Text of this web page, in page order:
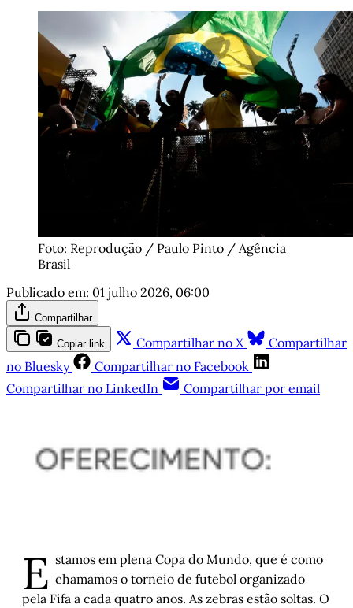
Foto: Reprodução / Paulo Pinto / Agência
Brasil
Publicado em: 01 julho 2026, 06:00
Compartilhar
Copiar link Compartilhar no X
Compartilhar
no Bluesky
Compartilhar no Facebook
Compartilhar no LinkedIn
Compartilhar por email
E stamos em plena Copa do Mundo, que é como
chamamos o torneio de futebol organizado
pela Fifa a cada quatro anos. As zebras estão soltas. O